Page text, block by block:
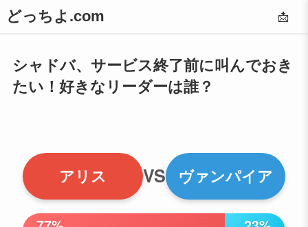
どっちよ.com 📩
シャドバ、サービス終了前に叫んでおき
たい！好きなリーダーは誰？
アリス VS ヴァンパイア